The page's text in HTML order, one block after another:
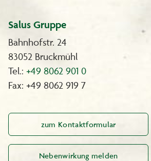
Salus Gruppe
Bahnhofstr. 24
83052 Bruckmühl
Tel.: +49 8062 901 0
Fax: +49 8062 919 7
zum Kontaktformular
Nebenwirkung melden